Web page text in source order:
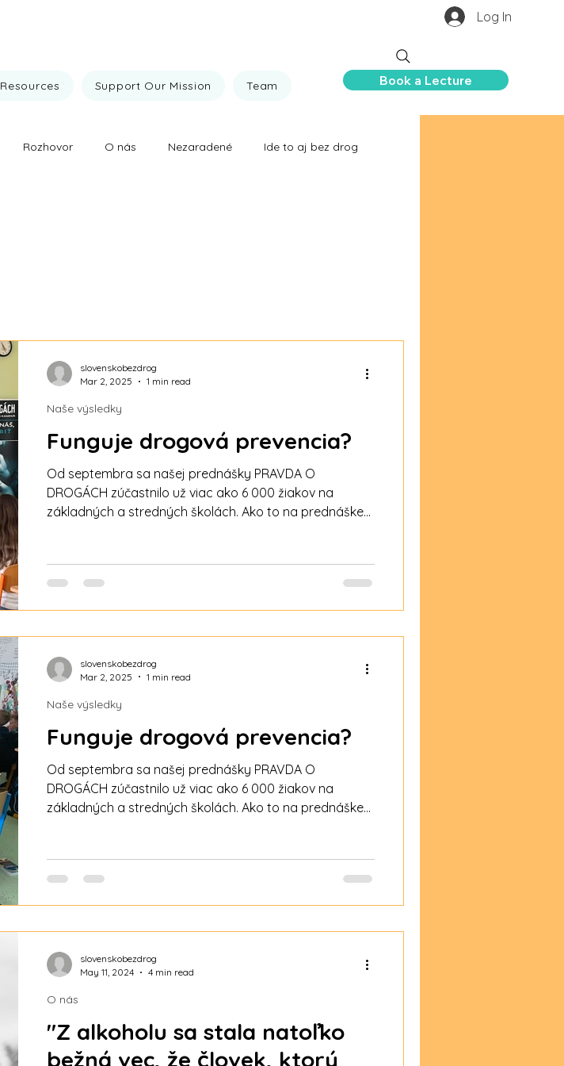
Log In
Book a Lecture
Resources Support Our Mission Team
Rozhovor O nás Nezaradené Ide to aj bez drog
Funguje drogová prevencia?
Od septembra sa našej prednášky PRAVDA O
DROGÁCH zúčastnilo už viac ako 6 000 žiakov na
základných a stredných školách. Ako to na prednáške
zúčastnili našej prednášky PRAVDA O DROGÁCH.
Ďakujeme pedagógom, preventistom, našim
podporovateľom za spoluprácu a podporu. Našim
škôl
Naše výsledky
slovenskobezdrog
Mar 2, 2025
1 min read
Funguje drogová prevencia?
Od septembra sa našej prednášky PRAVDA O
DROGÁCH zúčastnilo už viac ako 6 000 žiakov na
základných a stredných školách. Ako to na prednáške
zúčastnili našej prednášky PRAVDA O DROGÁCH.
Ďakujeme pedagógom, preventistom, našim
podporovateľom za spoluprácu a podporu. Našim
škôl
Naše výsledky
slovenskobezdrog
Mar 2, 2025
1 min read
"Z alkoholu sa stala natoľko
bežná vec, že človek, ktorý
O nás
slovenskobezdrog
May 11, 2024
4 min read